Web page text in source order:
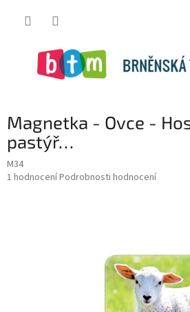
Magnetka - Ovce -
pastýř…
M34
Průměrné
1 hodnoceníPodrobnosti hodnocení